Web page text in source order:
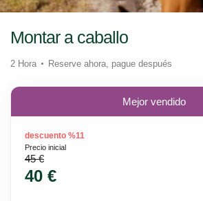
Montar a caballo
2 Hora Reserve ahora, pague después
Mejor vendido
descuento %11
Precio inicial
45 €
40 €